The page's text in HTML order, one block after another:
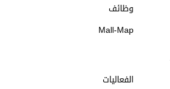
وظائف
Mall-Map
الفعاليات